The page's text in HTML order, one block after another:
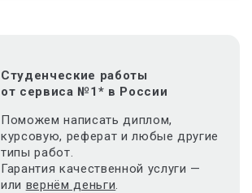
Студенческие работы
от сервиса №1* в России
Поможем написать диплом,
курсовую, реферат и любые другие
типы работ.
Гарантия качественной услуги —
или вернём деньги.